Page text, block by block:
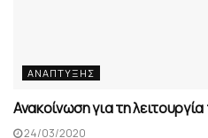
ΑΝΆΠΤΥΞΗΣ
Ανακοίνωση για τη
24/03/2020